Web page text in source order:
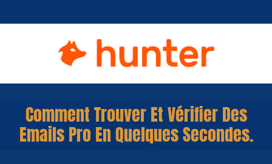
Comment Trouver Et Vérifier Des
Emails Pro En Quelques Secondes.